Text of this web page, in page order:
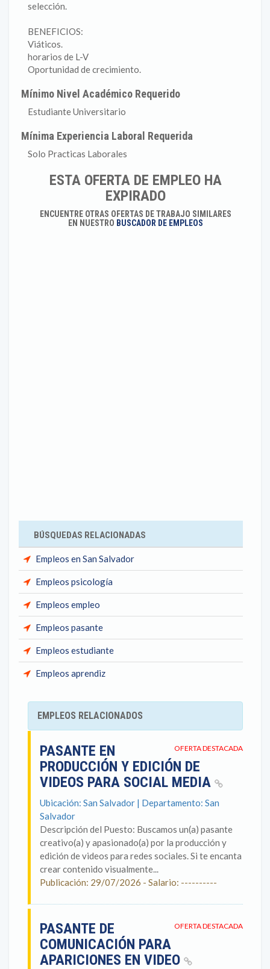
selección.
BENEFICIOS:
Viáticos.
horarios de L-V
Oportunidad de crecimiento.
Mínimo Nivel Académico Requerido
Estudiante Universitario
Mínima Experiencia Laboral Requerida
Solo Practicas Laborales
ESTA OFERTA DE EMPLEO HA
EXPIRADO
ENCUENTRE OTRAS OFERTAS DE TRABAJO SIMILARES
EN NUESTRO BUSCADOR DE EMPLEOS
BÚSQUEDAS RELACIONADAS
Empleos en San Salvador
Empleos psicología
Empleos empleo
Empleos pasante
Empleos estudiante
Empleos aprendiz
EMPLEOS RELACIONADOS
OFERTA DESTACADA
PASANTE EN
PRODUCCIÓN Y EDICIÓN DE
VIDEOS PARA SOCIAL MEDIA
Ubicación: San Salvador | Departamento: San
Salvador
Descripción del Puesto: Buscamos un(a) pasante
creativo(a) y apasionado(a) por la producción y
edición de videos para redes sociales. Si te encanta
crear contenido visualmente...
Publicación: 29/07/2026 - Salario: ----------
OFERTA DESTACADA
PASANTE DE
COMUNICACIÓN PARA
APARICIONES EN VIDEO